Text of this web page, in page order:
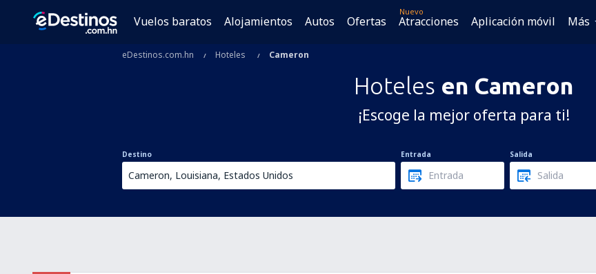
Vuelos baratos Alojamientos Autos Ofertas
Nuevo
Atracciones Aplicación móvil Más
eDestinos.com.hn Hoteles Cameron
Hoteles en Cameron
¡Escoge la mejor oferta para ti!
Destino Entrada Salida